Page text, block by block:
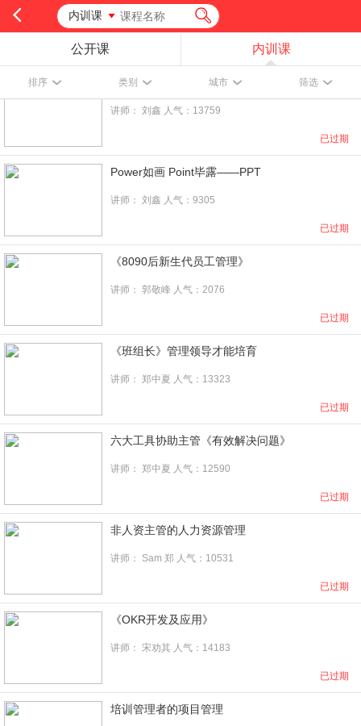
内训课
公开课 内训课
排序 类别 城市 筛选
系统性管理能力训练——管理九剑
讲师： 刘鑫 人气：13759
已过期
Power如画 Point毕露——PPT
讲师： 刘鑫 人气：9305
已过期
《8090后新生代员工管理》
讲师： 郭敬峰 人气：2076
已过期
《班组长》管理领导才能培育
讲师： 郑中夏 人气：13323
已过期
六大工具协助主管《有效解决问题》
讲师： 郑中夏 人气：12590
已过期
非人资主管的人力资源管理
讲师： Sam 郑 人气：10531
已过期
《OKR开发及应用》
讲师： 宋劝其 人气：14183
已过期
培训管理者的项目管理